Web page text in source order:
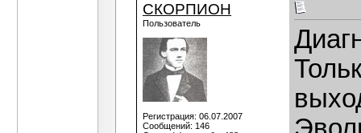
СКОРПИОН
Пользователь
Регистрация: 06.07.2007
Сообщений: 146